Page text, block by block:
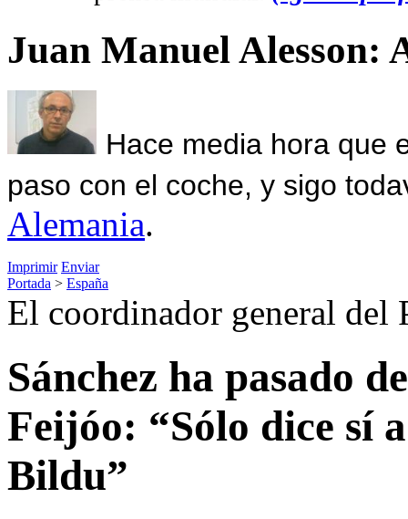
Juan Manuel Alesson:
Hace media hora que
paso con el coche, y sigo
Alemania.
Imprimir Enviar
Portada > España
El coordinador general del
Sánchez ha pasado
Feijóo: “Sólo dice sí
Bildu”